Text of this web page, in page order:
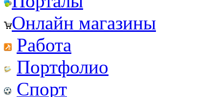
Онлайн магазины
Работа
Портфолио
Спорт